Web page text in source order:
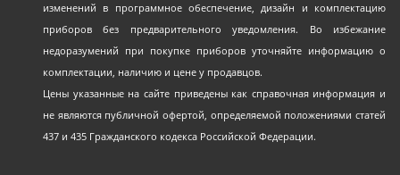
изменений в программное обеспечение, дизайн и комплектацию
приборов без предварительного уведомления. Во избежание
недоразумений при покупке приборов уточняйте информацию о
комплектации, наличию и цене у продавцов.
Цены указанные на сайте приведены как справочная информация и
не являются публичной офертой, определяемой положениями статей
437 и 435 Гражданского кодекса Российской Федерации.